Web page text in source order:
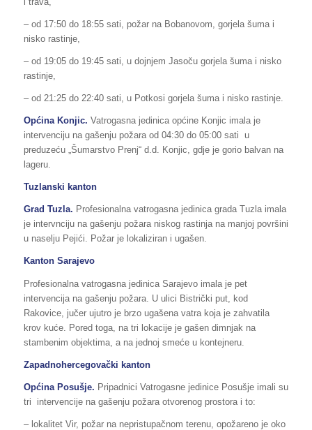
– od 17:50 do 18:55 sati, požar na Bobanovom, gorjela šuma i
nisko rastinje,
– od 19:05 do 19:45 sati, u dojnjem Jasoču gorjela šuma i nisko
rastinje,
– od 21:25 do 22:40 sati, u Potkosi gorjela šuma i nisko rastinje.
Općina Konjic. Vatrogasna jedinica općine Konjic imala je
intervenciju na gašenju požara od 04:30 do 05:00 sati u
preduzeću „Šumarstvo Prenj“ d.d. Konjic, gdje je gorio balvan na
lageru.
Tuzlanski kanton
Grad Tuzla. Profesionalna vatrogasna jedinica grada Tuzla imala
je intervnciju na gašenju požara niskog rastinja na manjoj površini
u naselju Pejići. Požar je lokaliziran i ugašen.
Kanton Sarajevo
Profesionalna vatrogasna jedinica Sarajevo imala je pet
intervencija na gašenju požara. U ulici Bistrički put, kod
Rakovice, jučer ujutro je brzo ugašena vatra koja je zahvatila
krov kuće. Pored toga, na tri lokacije je gašen dimnjak na
stambenim objektima, a na jednoj smeće u kontejneru.
Zapadnohercegovački kanton
Općina Posušje. Pripadnici Vatrogasne jedinice Posušje imali su
tri intervencije na gašenju požara otvorenog prostora i to:
– lokalitet Vir, požar na nepristupačnom terenu, opožareno je oko